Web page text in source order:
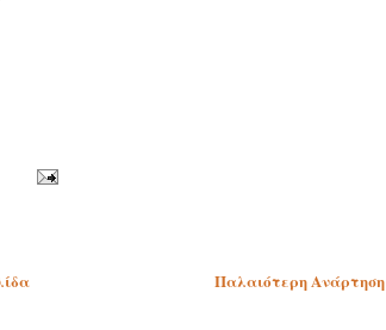
Παλαιότερη Ανάρτηση